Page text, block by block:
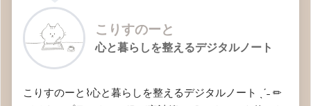
こりすのーと
心と暮らしを整えるデジタルノート
こりすのーと⌇心と暮らしを整えるデジタルノート ˎˊ˗ ✏︎